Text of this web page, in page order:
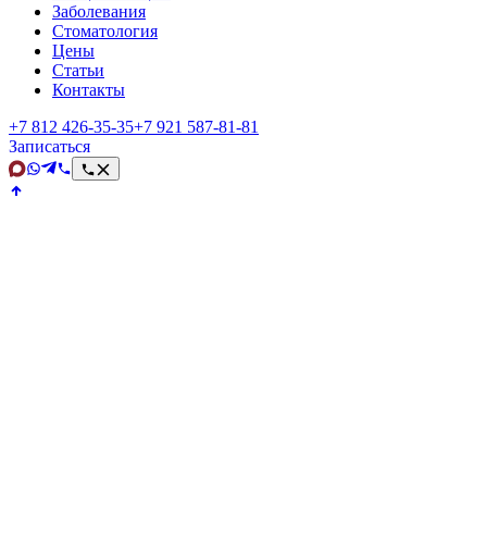
Заболевания
Стоматология
Цены
Статьи
Контакты
+7 812 426‑35‑35+7 921 587‑81‑81
Записаться